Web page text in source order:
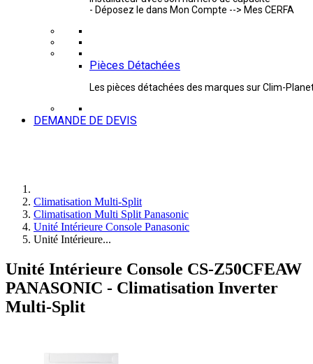
- Déposez le dans Mon Compte --> Mes CERFA
Pièces Détachées
Les pièces détachées des marques sur Clim-
DEMANDE DE DEVIS
Climatisation Multi-Split
Climatisation Multi Split Panasonic
Unité Intérieure Console Panasonic
Unité Intérieure...
Unité Intérieure Console CS-Z50CFEAW
PANASONIC - Climatisation Inverter
Multi-Split